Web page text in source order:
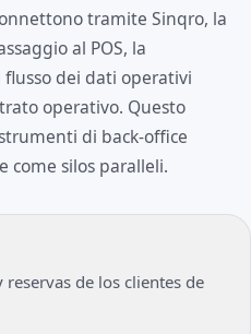
tramite Sinqro, la
al POS, la
dei dati operativi
operativo. Questo
di back-office
come silos paralleli.
reservas de los clientes de